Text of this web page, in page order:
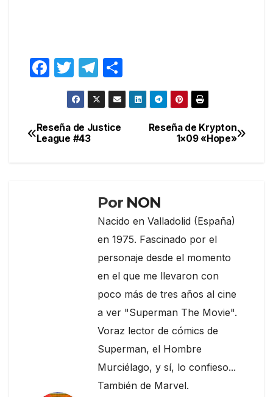
F
e
b
T
w
itt
er
T
el
e
gr
o
m
Navegación
Reseña de Krypton
1×09 «Hope»
Reseña de Justice
League #43
Por NON
Nacido en Valladolid (España)
en 1975. Fascinado por el
personaje desde el momento
en el que me llevaron con
poco más de tres años al cine
a ver "Superman The Movie".
Voraz lector de cómics de
Superman, el Hombre
Murciélago, y sí, lo confieso...
También de Marvel.